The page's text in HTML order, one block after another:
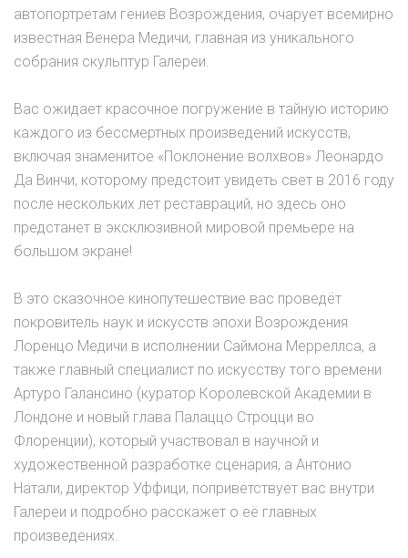
автопортретам гениев Возрождения, очарует всемирно
известная Венера Медичи, главная из уникального
собрания скульптур Галереи.
Вас ожидает красочное погружение в тайную историю
каждого из бессмертных произведений искусств,
включая знаменитое «Поклонение волхвов» Леонардо
Да Винчи, которому предстоит увидеть свет в 2016 году
после нескольких лет реставраций, но здесь оно
предстанет в эксклюзивной мировой премьере на
большом экране!
В это сказочное кинопутешествие вас проведёт
покровитель наук и искусств эпохи Возрождения
Лоренцо Медичи в исполнении Саймона Мерреллса, а
также главный специалист по искусству того времени
Артуро Галансино (куратор Королевской Академии в
Лондоне и новый глава Палаццо Строцци во
Флоренции), который участвовал в научной и
художественной разработке сценария, а Антонио
Натали, директор Уффици, поприветствует вас внутри
Галереи и подробно расскажет о её главных
произведениях.